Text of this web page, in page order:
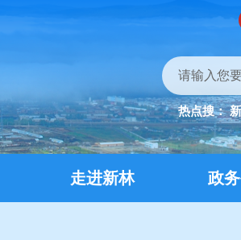
热点搜：
走进新林 政